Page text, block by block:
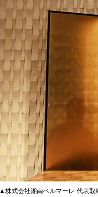
▲株式会社湘南ベルマーレ 代表取